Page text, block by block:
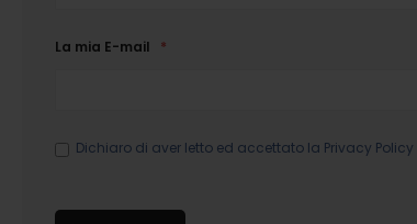
La mia E-mail
Dichiaro di aver letto ed accettato la Privacy Policy